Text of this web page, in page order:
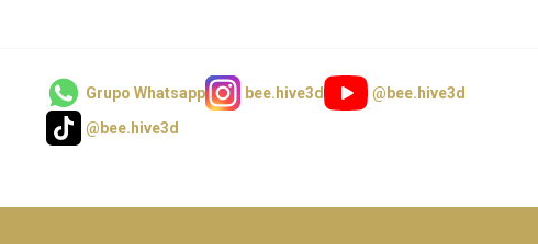
Grupo Whatsapp bee.hive3d
@bee.hive3d
@bee.hive3d